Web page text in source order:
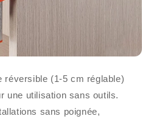
réversible (1-5 cm réglable)
une utilisation sans outils.
sans poignée,